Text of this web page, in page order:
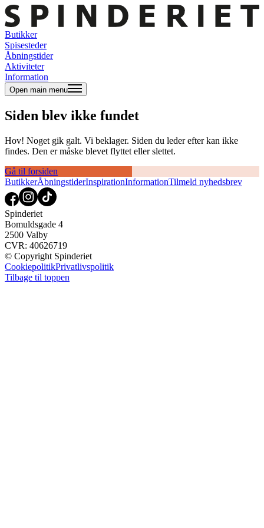
Butikker
Spisesteder
Åbningstider
Aktiviteter
Information
Open main menu
Siden blev ikke fundet
Hov! Noget gik galt. Vi beklager. Siden du leder efter kan ikke
findes. Den er måske blevet flyttet eller slettet.
Gå til forsiden
ButikkerÅbningstiderInspirationInformationTilmeld nyhedsbrev
Spinderiet
Bomuldsgade 4
2500 Valby
CVR: 40626719
© Copyright Spinderiet
CookiepolitikPrivatlivspolitik
Tilbage til toppen